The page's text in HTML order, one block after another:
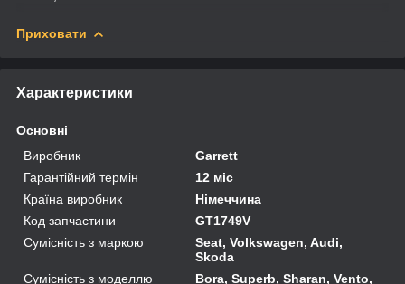
Приховати
Характеристики
Основні
Виробник
Garrett
Гарантійний термін
12 міс
Країна виробник
Німеччина
Код запчастини
GT1749V
Сумісність з маркою
Seat, Volkswagen, Audi,
Skoda
Сумісність з моделлю
Bora, Superb, Sharan, Vento,